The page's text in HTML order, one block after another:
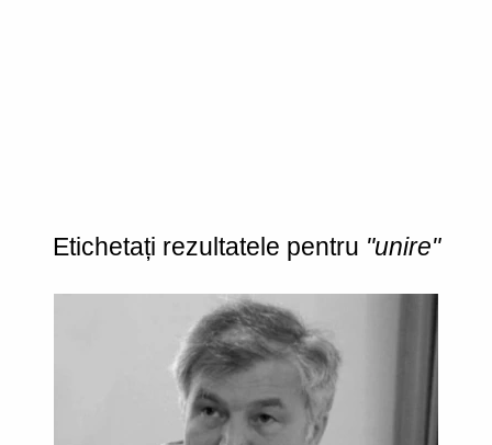
Etichetați rezultatele pentru "unire"